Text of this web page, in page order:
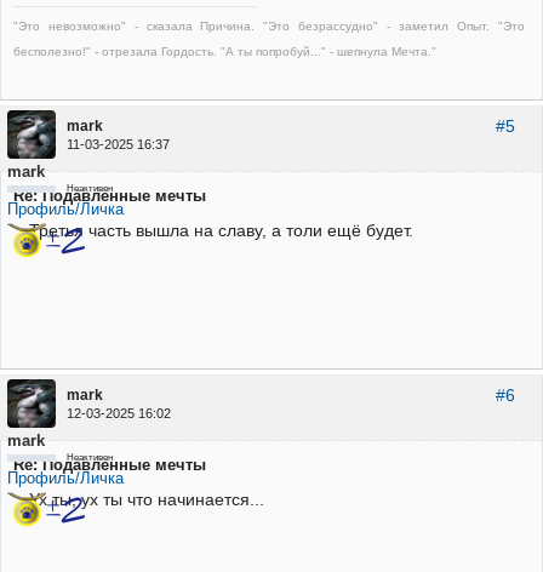
"Это невозможно" - сказала Причина. "Это безрассудно" - заметил Опыт. "Это
бесполезно!" - отрезала Гордость. "А ты попробуй..." - шепнула Мечта."
#5
mark
11-03-2025 16:37
mark
Неактивен
Профиль/Личка
Re: Подавленные мечты
Третья часть вышла на славу, а толи ещё будет.
#6
mark
12-03-2025 16:02
mark
Неактивен
Профиль/Личка
Re: Подавленные мечты
Ух ты, ух ты что начинается...